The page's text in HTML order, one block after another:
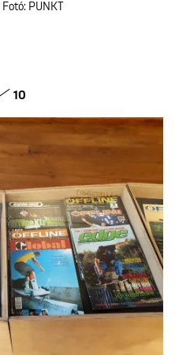
PUNKT
10